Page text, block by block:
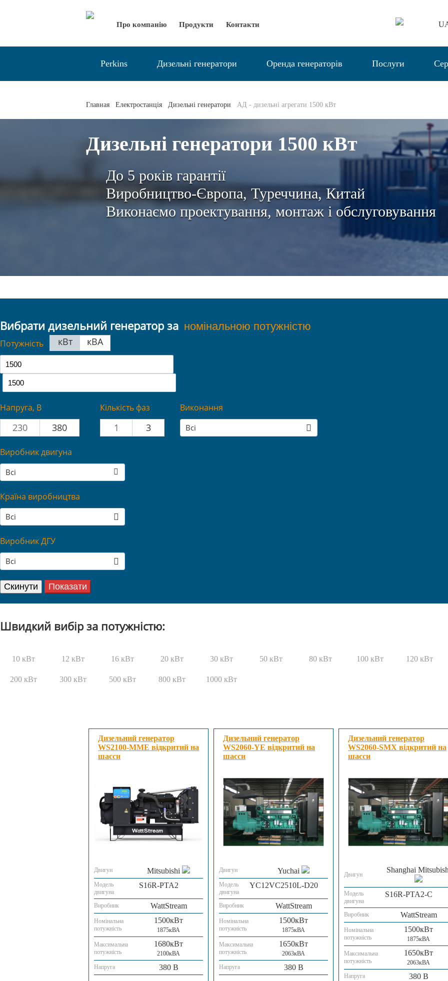
Про компанію Продукти Контакти
Perkins Дизельні генератори Оренда генераторів Послуги
Главная Електростанція Дизельні генератори АД - дизельні агрегати 1500 кВт
Дизельні генератори 1500 кВт
До 5 років гарантії
Виробництво-Європа, Туреччина, Китай
Виконаємо проектування, монтаж і обслуговування
Вибрати дизельний генератор за
Потужність кВт кВА
Напруга, В
230 380
Кількість фаз
1 3
Виконання
Всі
Виробник двигуна
Всі
Країна виробництва
Всі
Виробник ДГУ
Всі
Швидкий вибір за потужністю:
10 кВт 12 кВт 16 кВт 20 кВт 30 кВт 50 кВт 80 кВт 100 кВт 120 кВт
200 кВт 300 кВт 500 кВт 800 кВт 1000 кВт
Дизельний генератор
WS2100-MME відкритий на
шасси
Двигун Mitsubishi
Модель
двигуна
S16R-PTA2
Виробник WattStream
Номінальна
потужність
1500кВт
1875кВА
Максимальна
потужність
1680кВт
2100кВА
Напруга
380 В
Дизельний генератор
WS2060-YE відкритий на
шасси
Двигун Yuchai
Модель
двигуна
YC12VC2510L-D20
Виробник WattStream
Номінальна
потужність
1500кВт
1875кВА
Максимальна
потужність
1650кВт
2063кВА
Напруга
380 В
Дизельний генератор
WS2060-SMX відкритий на
шасси
Двигун
Shanghai
Модель
двигуна
S16R-PTA2-C
Виробник WattStream
Номінальна
потужність
1500кВт
1875кВА
Максимальна
потужність
1650кВт
2063кВА
Напруга
380 В